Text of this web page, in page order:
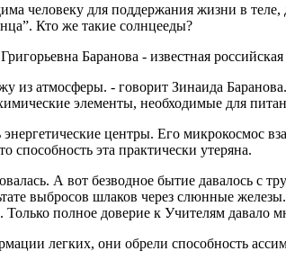
человеку для поддержания жизни в
Кто же такие солнцееды?
Баранова - известная
атмосферы. - говорит Зинаида
элементы, необходимые для
центры. Его микрокосмос
эта практически утеряна.
А вот безводное бытие давалось с
выбросов шлаков через слюнные
полное доверие к Учителям давало
легких, они обрели способность